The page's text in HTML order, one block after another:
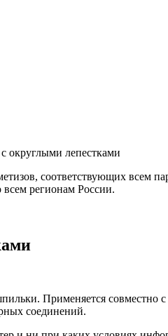
округлыми лепестками
соответствующих всем
регионам России.
Применяется
соединений.